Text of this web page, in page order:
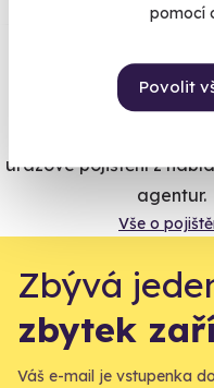
pomocí
Povolit
Zobraz
Vše umíme
úrazové pojištění z
agentur.
Vše o
Zbývá
zbytek
Váš e-mail je vstupenka